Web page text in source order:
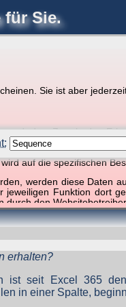
Sie ist aber
den Zweck der
dieser Website,
werden
auf die spezifischen
werden diese Daten
Funktion dort
den
Daten
Sie in Art. 4 DSGVO.
für Sie.
erhalten?
ist seit Excel 365
in einer Spalte,